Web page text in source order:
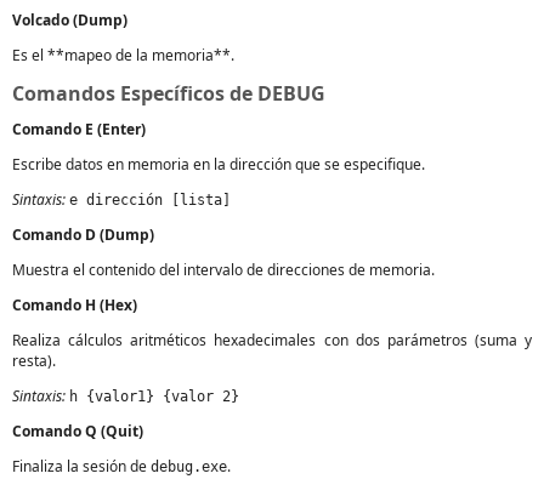
Volcado (Dump)
Es el **mapeo de la memoria**.
Comandos Específicos de DEBUG
Comando E (Enter)
Escribe datos en memoria en la dirección que se especifique.
Sintaxis: e dirección [lista]
Comando D (Dump)
Muestra el contenido del intervalo de direcciones de memoria.
Comando H (Hex)
Realiza cálculos aritméticos hexadecimales con dos parámetros (suma y
resta).
Sintaxis: h {valor1} {valor 2}
Comando Q (Quit)
Finaliza la sesión de debug.exe.